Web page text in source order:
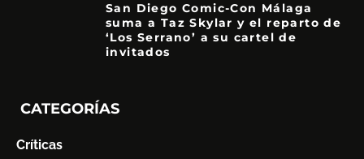
San Diego Comic-Con Málaga
suma a Taz Skylar y el reparto de
‘Los Serrano’ a su cartel de
invitados
CATEGORÍAS
Críticas